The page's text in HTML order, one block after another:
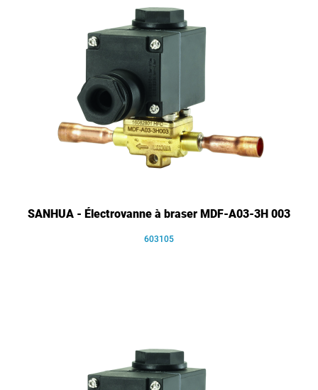
SANHUA - Électrovanne à braser MDF-A03-3H 003
603105